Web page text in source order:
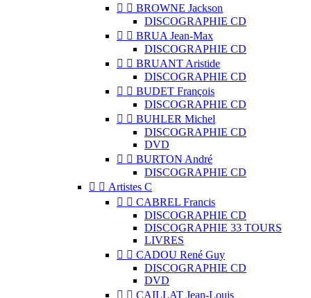
  BROWNE Jackson
DISCOGRAPHIE CD
  BRUA Jean-Max
DISCOGRAPHIE CD
  BRUANT Aristide
DISCOGRAPHIE CD
  BUDET François
DISCOGRAPHIE CD
  BUHLER Michel
DISCOGRAPHIE CD
DVD
  BURTON André
DISCOGRAPHIE CD
  Artistes C
  CABREL Francis
DISCOGRAPHIE CD
DISCOGRAPHIE 33 TOURS
LIVRES
  CADOU René Guy
DISCOGRAPHIE CD
DVD
  CAILLAT Jean-Louis